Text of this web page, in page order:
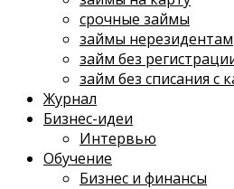
срочные займы
займы нерезидентам
займ без
займ без списания с
Журнал
Бизнес-идеи
Интервью
Обучение
Бизнес и финансы